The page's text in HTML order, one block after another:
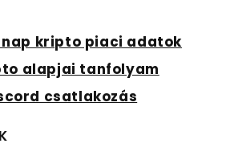
kripto piaci adatok
alapjai tanfolyam
csatlakozás